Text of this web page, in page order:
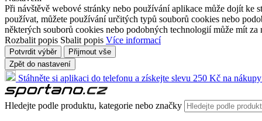
Při návštěvě webové stránky nebo používání aplikace může dojít ke
používat, můžete používání určitých typů souborů cookies nebo
některých souborů cookies nebo podobných technologií může mít
Rozbalit popis Sbalit popis Více informací
Potvrdit výběr
Přijmout vše
Zpět do nastavení
Stáhněte si aplikaci do telefonu a získejte slevu 250 Kč na
Hledejte podle produktu, kategorie nebo značky